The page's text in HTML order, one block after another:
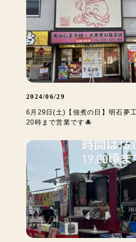
2024/06/29
6月29日(土)【佃煮の日】明石夢
20時まで営業です🐙